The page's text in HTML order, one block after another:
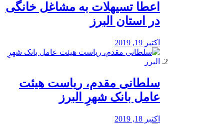
️اعطا تسیهلات به مشاغل خانگی
در استان البرز
اکتبر 19, 2019
سلطانی مقدم، ریاست هیئت
عامل بانک شهرِ البرز
اکتبر 18, 2019